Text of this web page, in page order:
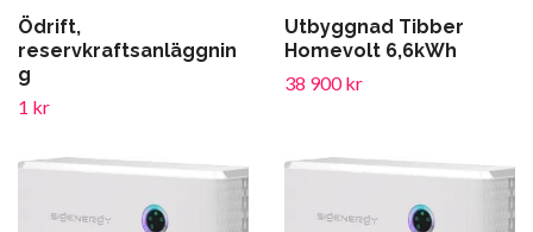
Ödrift,
reservkraftsanläggnin
g
1 kr
Utbyggnad Tibber
Homevolt 6,6kWh
38 900 kr